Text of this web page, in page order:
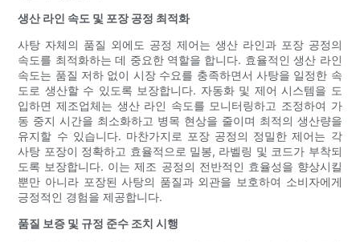
생산 라인 속도 및 포장 공정 최적화
사탕 자체의 품질 외에도 공정 제어는 생산 라인과 포장 공정의
속도를 최적화하는 데 중요한 역할을 합니다. 효율적인 생산 라인
속도는 품질 저하 없이 시장 수요를 충족하면서 사탕을 일정한 속
도로 생산할 수 있도록 보장합니다. 자동화 및 제어 시스템을 도
입하면 제조업체는 생산 라인 속도를 모니터링하고 조정하여 가
동 중지 시간을 최소화하고 병목 현상을 줄이며 최적의 생산량을
유지할 수 있습니다. 마찬가지로 포장 공정의 정밀한 제어는 각
사탕 포장이 정확하고 효율적으로 밀봉, 라벨링 및 코드가 부착되
도록 보장합니다. 이는 제조 공정의 전반적인 효율성을 향상시킬
뿐만 아니라 포장된 사탕의 품질과 외관을 보호하여 소비자에게
긍정적인 경험을 제공합니다.
품질 보증 및 규정 준수 조치 시행